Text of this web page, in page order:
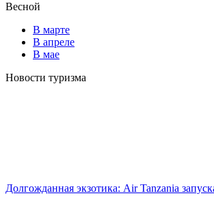
Весной
В марте
В апреле
В мае
Новости туризма
Долгожданная экзотика: Air Tanzania